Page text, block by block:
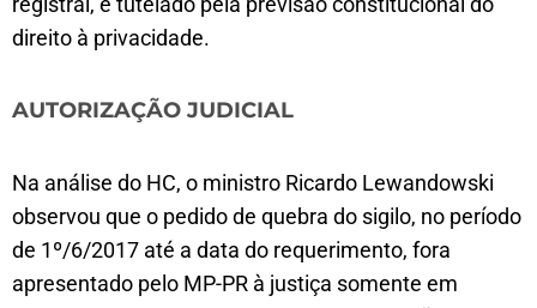
direito à privacidade.
AUTORIZAÇÃO JUDICIAL
Na análise do HC, o ministro Ricardo Lewandowski
observou que o pedido de quebra do sigilo, no período
de 1º/6/2017 até a data do requerimento, fora
apresentado pelo MP-PR à justiça somente em